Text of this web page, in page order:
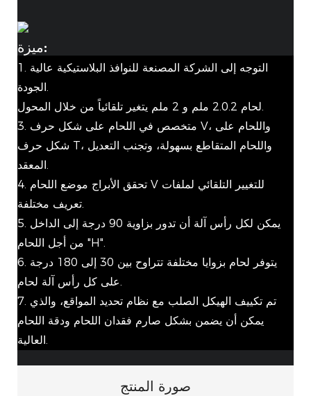
ميزة:
1. التوجه إلى الشركة المصنعة للنوافذ البلاستيكية عالية
الجودة.
لحام 2.0.2 ملم و 2 ملم يتغير تلقائياً من خلال المحول.
3. متخصص في اللحام على شكل حرف V، واللحام على
شكل حرف T، واللحام المتقاطع بسهولة، وتجنب التعديل
المعقد.
4. تحقق الأبراج موضع اللحام V للتغيير التلقائي لملفات
تعريف مختلفة.
5. يمكن لكل رأس آلة أن تدور بزاوية 90 درجة إلى الداخل
من أجل اللحام "H".
6. يتوفر لحام بزوايا مختلفة تتراوح بين 30 إلى 180 درجة
على كل رأس آلة لحام.
7. تم تكييف الهيكل الصلب مع نظام تحديد المواقع، والذي
يمكن أن يضمن بشكل صارم فقدان اللحام ودقة اللحام
العالية.
صورة المنتج